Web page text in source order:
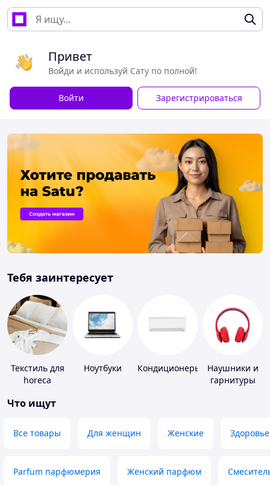
Привет
Войди и используй Сату по полной!
Войти Зарегистрироваться
Тебя заинтересует
Текстиль для
horeca
Ноутбуки Кондиционеры
Наушники и
гарнитуры
Что ищут
Все товары Для женщин Женские Здоровье
Parfum парфюмерия Женский парфюм